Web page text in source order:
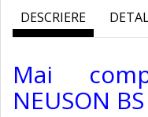
DESCRIERE
Mai
NEUSON